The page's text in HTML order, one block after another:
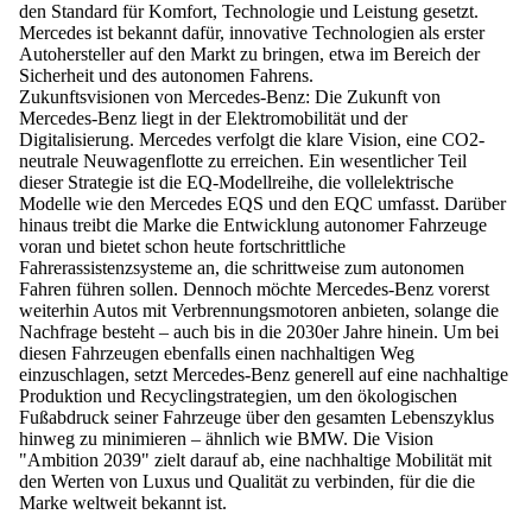
den Standard für Komfort, Technologie und Leistung gesetzt.
Mercedes ist bekannt dafür, innovative Technologien als erster
Autohersteller auf den Markt zu bringen, etwa im Bereich der
Sicherheit und des autonomen Fahrens.
Zukunftsvisionen von Mercedes-Benz: Die Zukunft von
Mercedes-Benz liegt in der Elektromobilität und der
Digitalisierung. Mercedes verfolgt die klare Vision, eine CO2-
neutrale Neuwagenflotte zu erreichen. Ein wesentlicher Teil
dieser Strategie ist die EQ-Modellreihe, die vollelektrische
Modelle wie den Mercedes EQS und den EQC umfasst. Darüber
hinaus treibt die Marke die Entwicklung autonomer Fahrzeuge
voran und bietet schon heute fortschrittliche
Fahrerassistenzsysteme an, die schrittweise zum autonomen
Fahren führen sollen. Dennoch möchte Mercedes-Benz vorerst
weiterhin Autos mit Verbrennungsmotoren anbieten, solange die
Nachfrage besteht – auch bis in die 2030er Jahre hinein. Um bei
diesen Fahrzeugen ebenfalls einen nachhaltigen Weg
einzuschlagen, setzt Mercedes-Benz generell auf eine nachhaltige
Produktion und Recyclingstrategien, um den ökologischen
Fußabdruck seiner Fahrzeuge über den gesamten Lebenszyklus
hinweg zu minimieren – ähnlich wie BMW. Die Vision
"Ambition 2039" zielt darauf ab, eine nachhaltige Mobilität mit
den Werten von Luxus und Qualität zu verbinden, für die die
Marke weltweit bekannt ist.